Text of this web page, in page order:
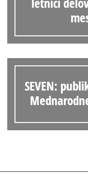
SEVEN: